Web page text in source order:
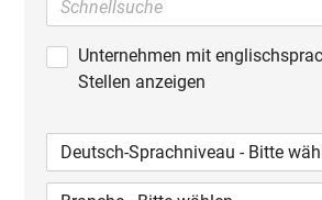
Unternehmen mit
Stellen anzeigen